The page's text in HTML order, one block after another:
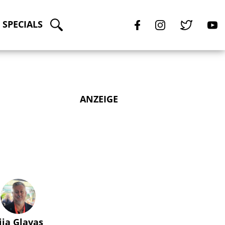
SPECIALS
Glavas
ANZEIGE